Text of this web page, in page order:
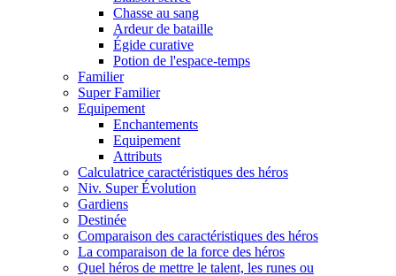
Chasse au sang
Ardeur de bataille
Égide curative
Potion de l'espace-temps
Familier
Super Familier
Equipement
Enchantements
Equipement
Attributs
Calculatrice caractéristiques des héros
Niv. Super Évolution
Gardiens
Destinée
Comparaison des caractéristiques des héros
La comparaison de la force des héros
Quel héros de mettre le talent, les runes ou